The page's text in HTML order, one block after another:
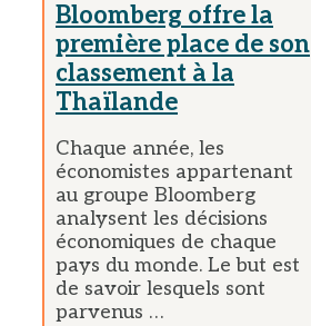
Bloomberg offre la
première place de son
classement à la
Thaïlande
Chaque année, les
économistes appartenant
au groupe Bloomberg
analysent les décisions
économiques de chaque
pays du monde. Le but est
de savoir lesquels sont
parvenus …